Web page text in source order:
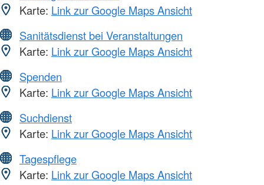
Karte: Link zur Google Maps Ansicht
Sanitätsdienst bei Veranstaltungen
Karte: Link zur Google Maps Ansicht
Spenden
Karte: Link zur Google Maps Ansicht
Suchdienst
Karte: Link zur Google Maps Ansicht
Tagespflege
Karte: Link zur Google Maps Ansicht